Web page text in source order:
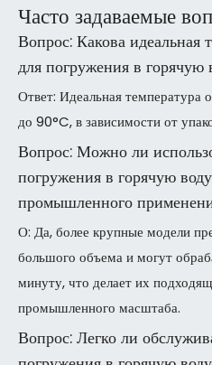
Часто задаваемые
Вопрос: Какова
для погружения в горячую
Ответ: Идеальная температура
до 90°C, в зависимости от
Вопрос: Можно ли
погружения в горячую
промышленного
О: Да, более крупные модели
большого объема и могут
минуту, что делает их
промышленного масштаба.
Вопрос: Легко ли